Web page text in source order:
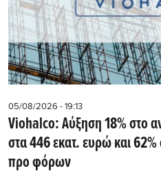
05/08/2026 - 19:13
Viohalco: Αύξηση 18% στο
στα 446 εκατ. ευρώ και
προ φόρων